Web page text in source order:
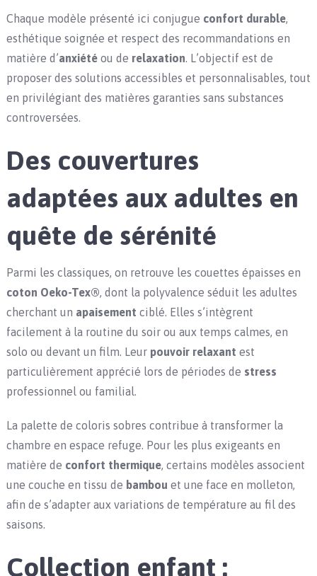
Chaque modèle présenté ici conjugue confort durable,
esthétique soignée et respect des recommandations en
matière d’anxiétéou de relaxation. L’objectif est de
proposer des solutions accessibles et personnalisables, tout
en privilégiant des matières garanties sans substances
controversées.
Des couvertures
adaptées aux adultes en
quête de sérénité
Parmi les classiques, on retrouve les couettes épaisses en
coton Oeko-Tex®, dont la polyvalence séduit les adultes
cherchant un apaisement ciblé. Elles s’intègrent
facilement à la routine du soir ou aux temps calmes, en
solo ou devant un film. Leur pouvoir relaxant est
particulièrement apprécié lors de périodes de stress
professionnel ou familial.
La palette de coloris sobres contribue à transformer la
chambre en espace refuge. Pour les plus exigeants en
matière de confort thermique, certains modèles associent
une couche en tissu de bambou et une face en molleton,
afin de s’adapter aux variations de température au fil des
saisons.
Collection enfant :